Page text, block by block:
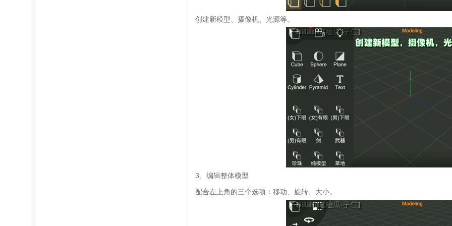
创建新模型、摄像机、光源等。
3、编辑整体模型
配合左上角的三个选项：移动、旋转、大小。